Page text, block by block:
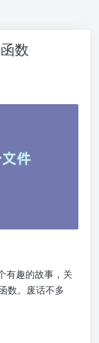
数
有趣的故事，关
数。废话不多